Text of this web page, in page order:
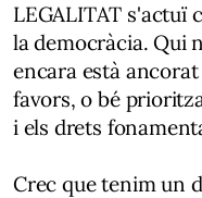
LEGALITAT s'actuï
la democràcia. Qui
encara està
favors, o bé
i els drets
Crec que tenim un